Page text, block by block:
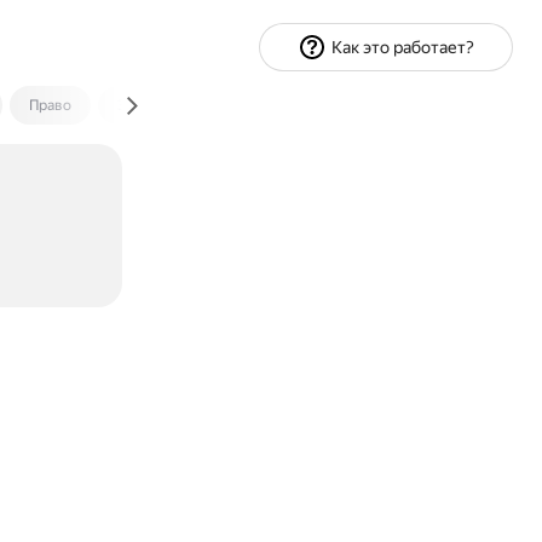
Право Экономика и финансы
Как это работает?